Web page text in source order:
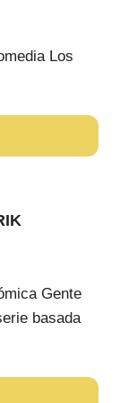
Los
Gente
basada